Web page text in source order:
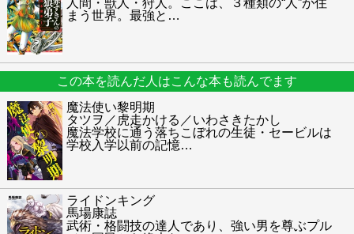
人間・獣人・狩人。ここは、３種類の“人”が住
まう世界。最強と …
この本を読んだ人はこんな本も読んでます
魔法使い黎明期
タツヲ／虎走かける／いわさきたかし
魔法学校に通う落ちこぼれの生徒・セービルは
学校入学以前の記憶…
ライドンキング
馬場康誌
武術・格闘技の達人であり、強い男を尊ぶプル